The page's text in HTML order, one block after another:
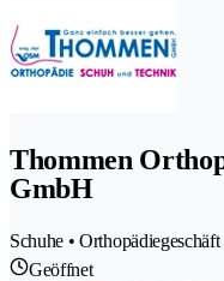
Thommen
GmbH
Schuhe •
Geöffnet